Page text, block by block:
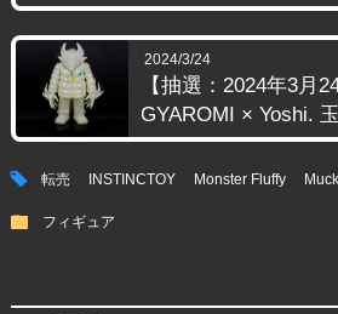
2024/3/24
【抽選：2024年3月
GYAROMI × Yoshi.
tag 転売 INSTINCTOY Monster Fluffy
folder フィギュア